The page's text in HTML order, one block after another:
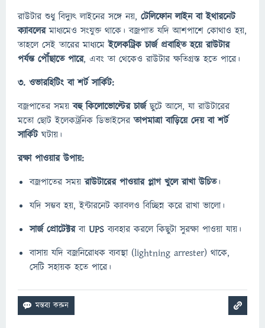
রাউটার শুধু বিদ্যুৎ লাইনের সঙ্গে নয়, টেলিফোন লাইন বা ইথারনেট
ক্যাবলেরমাধ্যমেও সংযুক্ত থাকে। বজ্রপাত যদি আশপাশে কোথাও হয়,
তাহলে সেই তারের মাধ্যমেইলেকট্রিক চার্জ প্রবাহিত হয়ে রাউটার
পর্যন্ত পৌঁছাতে পারে, এবং তা থেকেও রাউটার ক্ষতিগ্রস্ত হতে পারে।
3. ওভারহিটিং বা শর্ট সার্কিট:
বজ্রপাতের সময়বহু কিলোভোল্টের চার্জছুটে আসে, যা রাউটারের
মতো ছোট ইলেকট্রনিক ডিভাইসেরতাপমাত্রা বাড়িয়ে দেয় বা শর্ট
সার্কিটঘটায়।
রক্ষা পাওয়ার উপায়:
বজ্রপাতের সময়রাউটারের পাওয়ার প্লাগ খুলে রাখা উচিত।
যদি সম্ভব হয়, ইন্টারনেট ক্যাবলও বিচ্ছিন্ন করে রাখা ভালো।
সার্জ প্রোটেক্টরবা UPS ব্যবহার করলে কিছুটা সুরক্ষা পাওয়া যায়।
বাসায় যদি বজ্রনিরোধক ব্যবস্থা (lightning arrester) থাকে,
সেটি সহায়ক হতে পারে।